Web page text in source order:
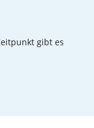
gibt es